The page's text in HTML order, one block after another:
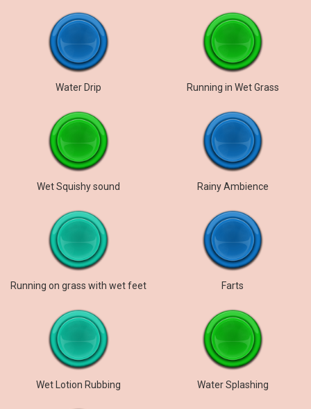
Water Drip Running in Wet Grass
Wet Squishy sound Rainy Ambience
Running on grass with wet feet Farts
Wet Lotion Rubbing Water Splashing